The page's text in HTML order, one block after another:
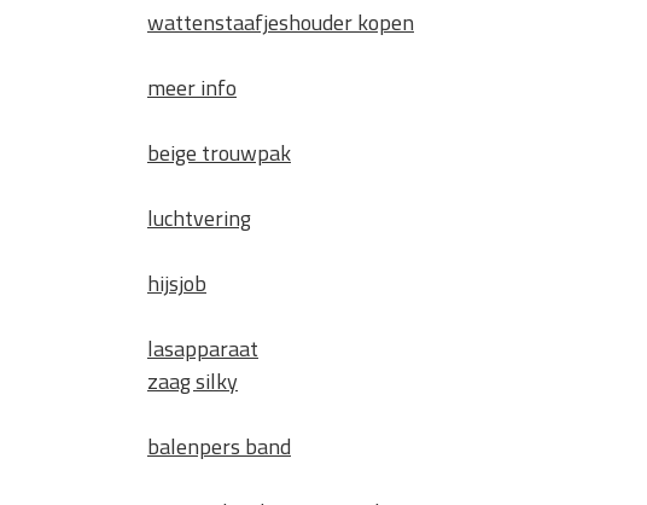
wattenstaafjeshouder kopen
meer info
beige trouwpak
luchtvering
hijsjob
lasapparaat
zaag silky
balenpers band